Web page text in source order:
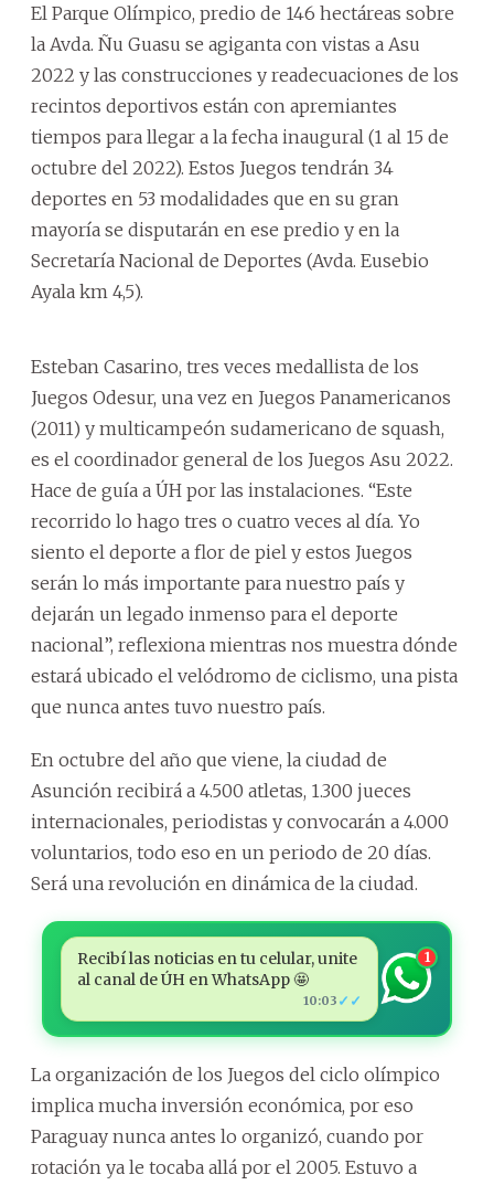
El Parque Olímpico, predio de 146 hectáreas sobre
la Avda. Ñu Guasu se agiganta con vistas a Asu
2022 y las construcciones y readecuaciones de los
recintos deportivos están con apremiantes
tiempos para llegar a la fecha inaugural (1 al 15 de
octubre del 2022). Estos Juegos tendrán 34
deportes en 53 modalidades que en su gran
mayoría se disputarán en ese predio y en la
Secretaría Nacional de Deportes (Avda. Eusebio
Ayala km 4,5).
Esteban Casarino, tres veces medallista de los
Juegos Odesur, una vez en Juegos Panamericanos
(2011) y multicampeón sudamericano de squash,
es el coordinador general de los Juegos Asu 2022.
Hace de guía a ÚH por las instalaciones. “Este
recorrido lo hago tres o cuatro veces al día. Yo
siento el deporte a flor de piel y estos Juegos
serán lo más importante para nuestro país y
dejarán un legado inmenso para el deporte
nacional”, reflexiona mientras nos muestra dónde
estará ubicado el velódromo de ciclismo, una pista
que nunca antes tuvo nuestro país.
En octubre del año que viene, la ciudad de
Asunción recibirá a 4.500 atletas, 1.300 jueces
internacionales, periodistas y convocarán a 4.000
voluntarios, todo eso en un periodo de 20 días.
Será una revolución en dinámica de la ciudad.
Recibí las noticias en tu celular, unite
al canal de ÚH en WhatsApp 🤩
10:03 ✓✓
1
La organización de los Juegos del ciclo olímpico
implica mucha inversión económica, por eso
Paraguay nunca antes lo organizó, cuando por
rotación ya le tocaba allá por el 2005. Estuvo a